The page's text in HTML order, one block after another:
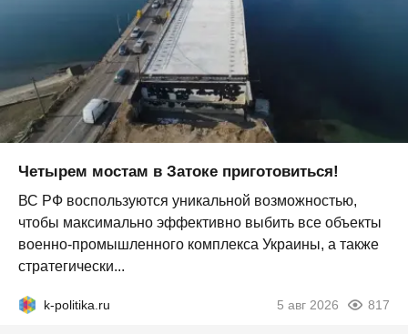
Четырем мостам в Затоке приготовиться!
ВС РФ воспользуются уникальной возможностью,
чтобы максимально эффективно выбить все объекты
военно-промышленного комплекса Украины, а также
стратегически...
k-politika.ru 5 авг 2026 817